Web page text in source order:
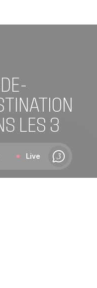
LES 3
Live
Chat
Météo Routes